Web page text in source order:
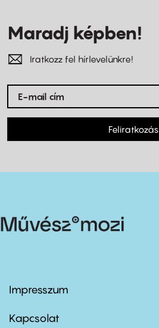
Maradj képben!
Iratkozz fel hírlevelünkre!
Feliratkozás
Footer
first
Impresszum
Kapcsolat